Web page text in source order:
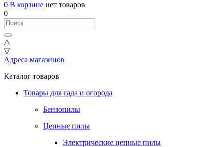
0 В корзине нет товаров
0
△
▽
Адреса магазинов
Каталог товаров
Товары для сада и огорода
Бензопилы
Цепные пилы
Электрические цепные пилы